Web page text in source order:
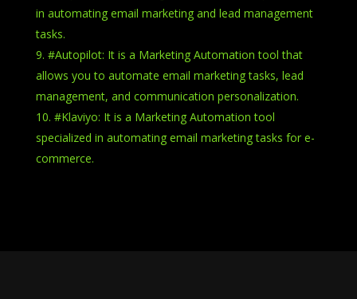
in automating email marketing and lead management
tasks.
#Autopilot: It is a Marketing Automation tool that
allows you to automate email marketing tasks, lead
management, and communication personalization.
#Klaviyo: It is a Marketing Automation tool
specialized in automating email marketing tasks for e-
commerce.